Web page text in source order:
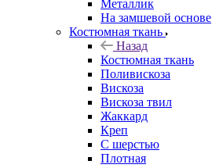
Металлик
На замшевой основе
Костюмная ткань
Назад
Костюмная ткань
Поливискоза
Вискоза
Вискоза твил
Жаккард
Креп
С шерстью
Плотная